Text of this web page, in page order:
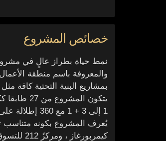
خصائص المشروع
والمعروفة باسم منطقة
بمشاريع البنية التحتية
1 إلى 3 + 1 مع 360 إطلالة على مدينة اسطنبول.
يُعرف المشروع بكونه متناسب
كيمربورغاز ، ومركزً 212 للتسوق ومستشفيات أجيبادم العالمية على مسافة قريبة من المشروع.